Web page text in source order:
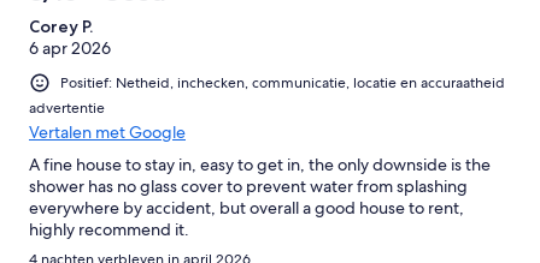
Corey P.
6 apr 2026
Positief: Netheid, inchecken, communicatie, locatie en accuraatheid
advertentie
Vertalen met Google
A fine house to stay in, easy to get in, the only downside is the
shower has no glass cover to prevent water from splashing
everywhere by accident, but overall a good house to rent,
highly recommend it.